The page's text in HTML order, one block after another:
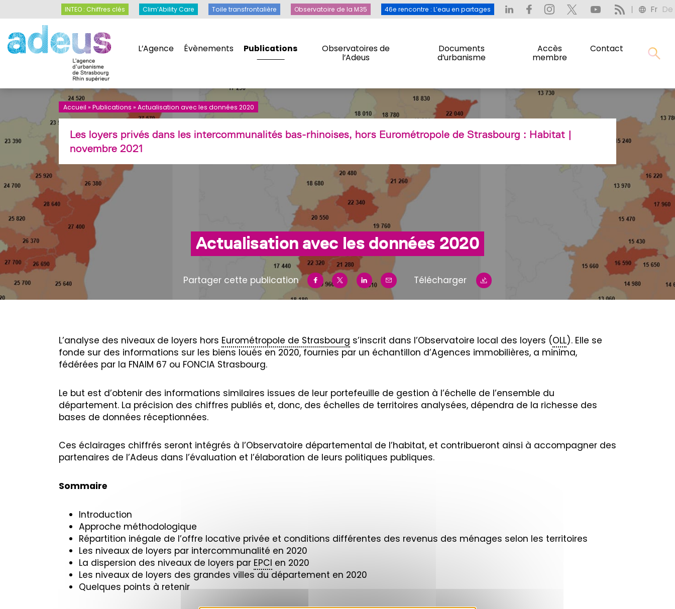
L’Agence Évènements Publications
Observatoires de
l’Adeus
Documents
d’urbanisme
Accès
membre
Contact
INTEO : Chiffres clés Clim’Ability Care Toile transfrontalière Observatoire de la M35 46e rencontre : L’eau en partages Fr De
INTEO : Chiffres clés Clim’Ability Care Toile transfrontalière Observatoire de la M35 46e rencontre : L’eau en partages Fr De
Accueil » Publications » Actualisation avec les données 2020
Les loyers privés dans les intercommunalités bas-rhinoises, hors Eurométropole de Strasbourg : Habitat|
novembre 2021
Actualisation avec les données 2020
Partager cette publication Télécharger
L’analyse des niveaux de loyers hors Eurométropole de Strasbourg s’inscrit dans l’Observatoire local des loyers (OLL). Elle se
fonde sur des informations sur les biens loués en 2020, fournies par un échantillon d’Agences immobilières, a minima,
fédérées par la FNAIM 67 ou FONCIA Strasbourg.
Le but est d’obtenir des informations similaires issues de leur portefeuille de gestion à l’échelle de l’ensemble du
département. La précision des chiffres publiés et, donc, des échelles de territoires analysées, dépendra de la richesse des
bases de données réceptionnées.
Ces éclairages chiffrés seront intégrés à l’Observatoire départemental de l’habitat, et contribueront ainsi à accompagner des
partenaires de l’Adeus dans l’évaluation et l’élaboration de leurs politiques publiques.
Sommaire
Introduction
Approche méthodologique
Répartition inégale de l’offre locative privée et conditions différentes des revenus des ménages selon les territoires
Les niveaux de loyers par intercommunalité en 2020
La dispersion des niveaux de loyers par EPCI en 2020
Les niveaux de loyers des grandes villes du département en 2020
Quelques points à retenir
Panneau de gestion des cookies